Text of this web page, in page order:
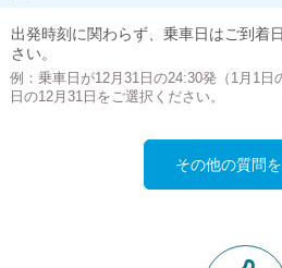
出発時刻に関わらず、乗車日はご到着
さい。
例：乗車日が12月31日の24:30発（1月1日
日の12月31日をご選択ください。
その他の質問